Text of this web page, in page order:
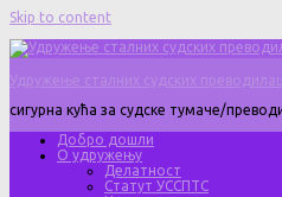
Skip to content
Удружење сталних судских
сигурна кућа за судске тумаче/
Добро дошли
О удружењу
Делатност
Статут УССПТС